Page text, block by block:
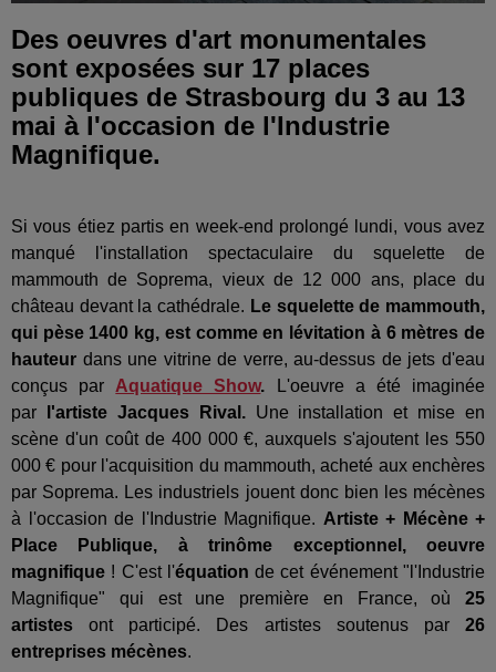
Des oeuvres d'art monumentales
sont exposées sur 17 places
publiques de Strasbourg du 3 au 13
mai à l'occasion de l'Industrie
Magnifique.
Si vous étiez partis en week-end prolongé lundi, vous avez
manqué l'installation spectaculaire du squelette de
mammouth de Soprema, vieux de 12 000 ans, place du
château devant la cathédrale. Le squelette de mammouth,
qui pèse 1400 kg, est comme en lévitation à 6 mètres de
hauteur dans une vitrine de verre, au-dessus de jets d'eau
conçus par Aquatique Show.
L'oeuvre a été imaginée
par
l'artiste Jacques Rival. Une installation et mise en
scène d'un coût de 400 000 €, auxquels s'ajoutent les 550
000 € pour l'acquisition du mammouth, acheté aux enchères
par Soprema. Les industriels jouent donc bien les mécènes
à l'occasion de l'Industrie Magnifique. Artiste + Mécène +
Place Publique, à trinôme exceptionnel, oeuvre
magnifique ! C'est l'équation de cet événement "l'Industrie
Magnifique" qui est une première en France, où 25
artistes ont participé. Des artistes soutenus par 26
entreprises mécènes.